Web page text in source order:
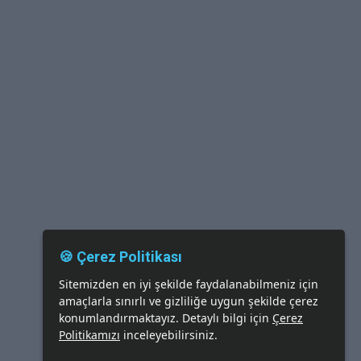
🍪 Çerez Politikası
Sitemizden en iyi şekilde faydalanabilmeniz için
amaçlarla sınırlı ve gizliliğe uygun şekilde çerez
konumlandırmaktayız. Detaylı bilgi için Çerez
Politikamızı inceleyebilirsiniz.